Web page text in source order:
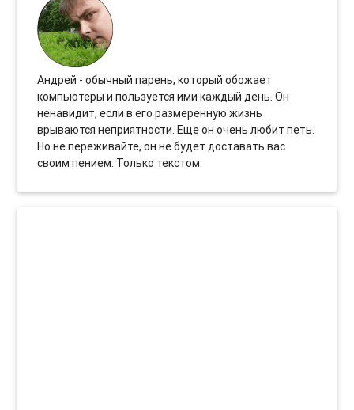
Андрей - обычный парень, который обожает
компьютеры и пользуется ими каждый день. Он
ненавидит, если в его размеренную жизнь
врываются неприятности. Еще он очень любит петь.
Но не переживайте, он не будет доставать вас
своим пением. Только текстом.